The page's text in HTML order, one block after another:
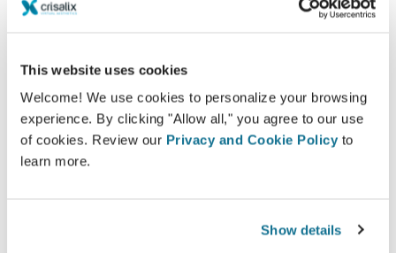
This website uses cookies
Welcome! We use cookies to personalize your browsing
experience. By clicking "Allow all," you agree to our use
of cookies. Review our Privacy and Cookie Policy to
learn more.
Show details